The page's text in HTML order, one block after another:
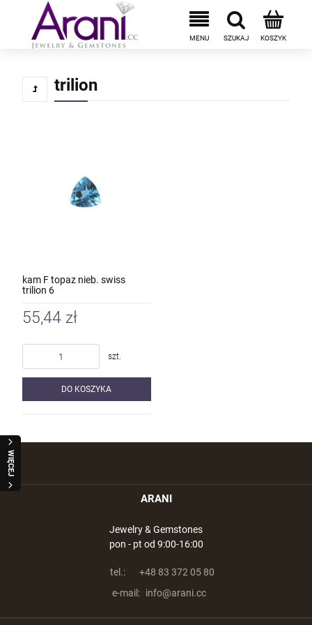
WIĘCEJ
trilion
kam F topaz nieb. swiss
trilion 6
55,44 zł
szt.
DO KOSZYKA
ARANI
Jewelry & Gemstones
pon - pt od 9:00-16:00
tel.:
+48 83 372 05 80
e-mail: info@arani.cc